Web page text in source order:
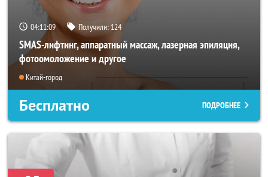
04:11:07 Получили: 124
SMAS-лифтинг, аппаратный массаж, лазерная эпиляция,
фотоомоложение и другое
Китай-город
Бесплатно ПОДРОБНЕЕ